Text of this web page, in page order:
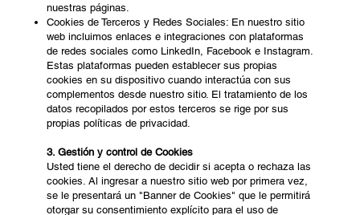
nuestras páginas.
Cookies de Terceros y Redes Sociales: En nuestro sitio
web incluimos enlaces e integraciones con plataformas
de redes sociales como LinkedIn, Facebook e Instagram.
Estas plataformas pueden establecer sus propias
cookies en su dispositivo cuando interactúa con sus
complementos desde nuestro sitio. El tratamiento de los
datos recopilados por estos terceros se rige por sus
propias políticas de privacidad.
3. Gestión y control de Cookies
Usted tiene el derecho de decidir si acepta o rechaza las
cookies. Al ingresar a nuestro sitio web por primera vez,
se le presentará un "Banner de Cookies" que le permitirá
otorgar su consentimiento explícito para el uso de